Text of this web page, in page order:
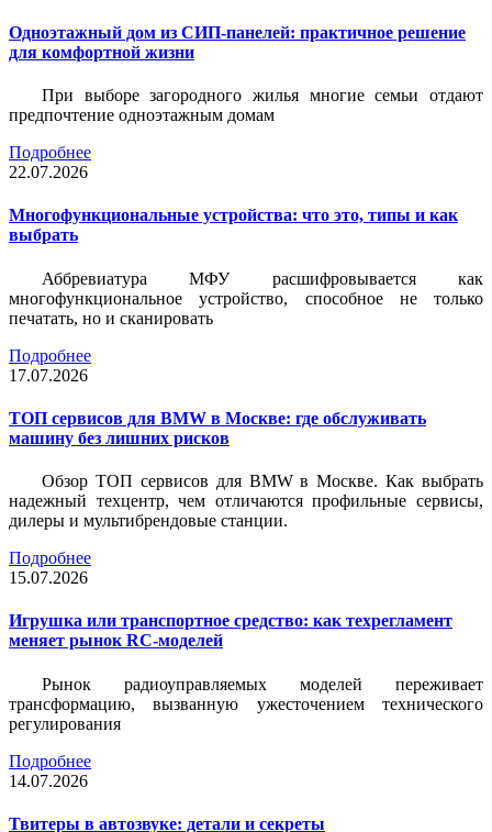
Одноэтажный дом из СИП-панелей: практичное решение
для комфортной жизни
При выборе загородного жилья многие семьи отдают
предпочтение одноэтажным домам
Подробнее
22.07.2026
Многофункциональные устройства: что это, типы и как
выбрать
Аббревиатура МФУ расшифровывается как
многофункциональное устройство, способное не только
печатать, но и сканировать
Подробнее
17.07.2026
ТОП сервисов для BMW в Москве: где обслуживать
машину без лишних рисков
Обзор ТОП сервисов для BMW в Москве. Как выбрать
надежный техцентр, чем отличаются профильные сервисы,
дилеры и мультибрендовые станции.
Подробнее
15.07.2026
Игрушка или транспортное средство: как техрегламент
меняет рынок RC-моделей
Рынок радиоуправляемых моделей переживает
трансформацию, вызванную ужесточением технического
регулирования
Подробнее
14.07.2026
Твитеры в автозвуке: детали и секреты